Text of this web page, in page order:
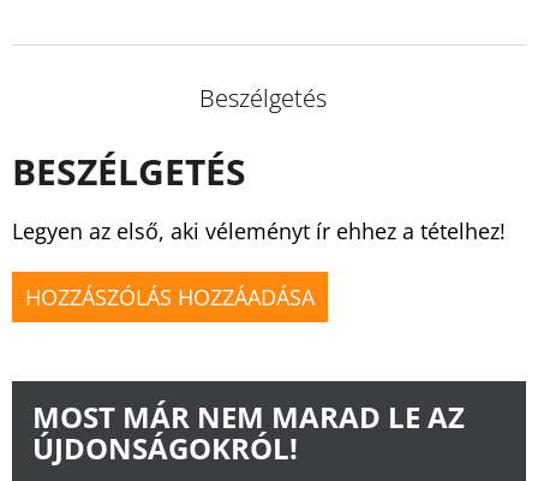
Beszélgetés
BESZÉLGETÉS
Legyen az első, aki véleményt ír ehhez a tételhez!
HOZZÁSZÓLÁS HOZZÁADÁSA
MOST MÁR NEM MARAD LE AZ
ÚJDONSÁGOKRÓL!